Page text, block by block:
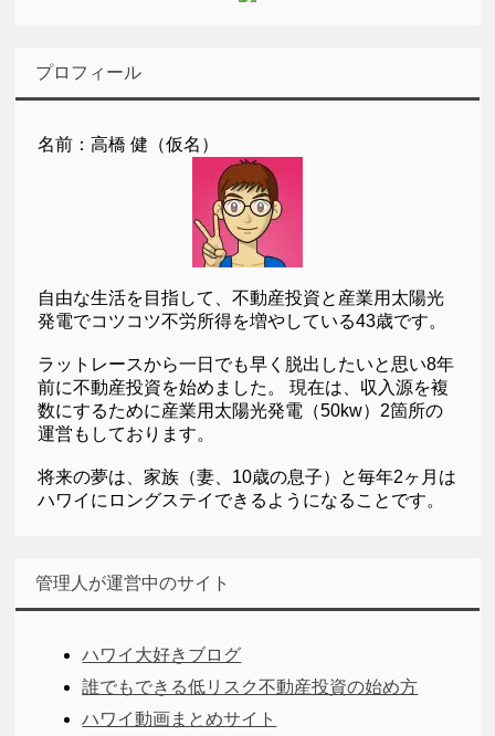
プロフィール
名前：高橋 健（仮名）
自由な生活を目指して、不動産投資と産業用太陽光
発電でコツコツ不労所得を増やしている43歳です。
ラットレースから一日でも早く脱出したいと思い8年
前に不動産投資を始めました。 現在は、収入源を複
数にするために産業用太陽光発電（50kw）2箇所の
運営もしております。
将来の夢は、家族（妻、10歳の息子）と毎年2ヶ月は
ハワイにロングステイできるようになることです。
管理人が運営中のサイト
ハワイ大好きブログ
誰でもできる低リスク不動産投資の始め方
ハワイ動画まとめサイト